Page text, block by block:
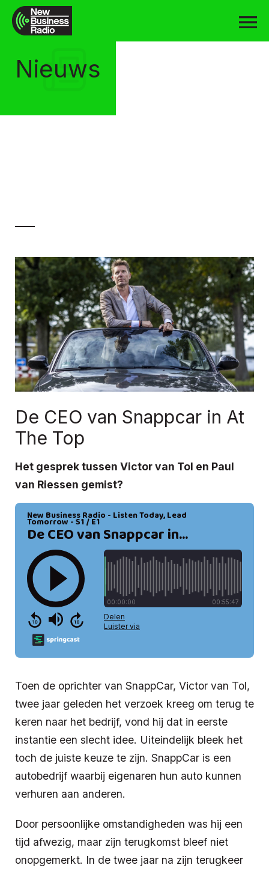
Nieuws
De CEO van Snappcar in At
The Top
Het gesprek tussen Victor van Tol en Paul
van Riessen gemist?
Toen de oprichter van SnappCar, Victor van Tol,
twee jaar geleden het verzoek kreeg om terug te
keren naar het bedrijf, vond hij dat in eerste
instantie een slecht idee. Uiteindelijk bleek het
toch de juiste keuze te zijn. SnappCar is een
autobedrijf waarbij eigenaren hun auto kunnen
verhuren aan anderen.
Door persoonlijke omstandigheden was hij een
tijd afwezig, maar zijn terugkomst bleef niet
onopgemerkt. In de twee jaar na zijn terugkeer